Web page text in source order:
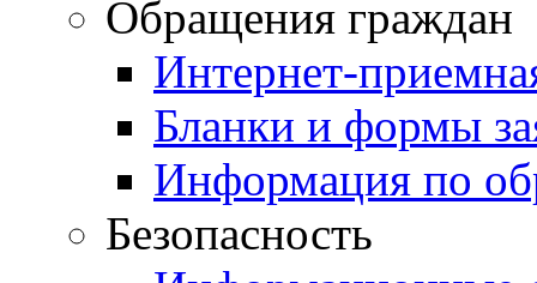
Обращения граждан
Интернет-
Бланки и формы
Информация по
Безопасность